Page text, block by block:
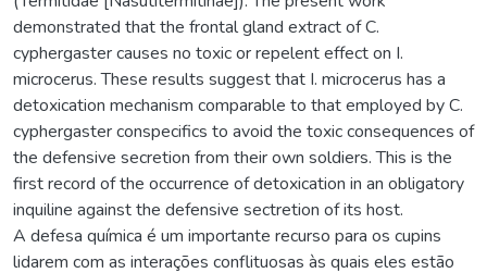
demonstrated that the frontal gland extract of C.
cyphergaster causes no toxic or repelent effect on I.
microcerus. These results suggest that I. microcerus has a
detoxication mechanism comparable to that employed by C.
cyphergaster conspecifics to avoid the toxic consequences of
the defensive secretion from their own soldiers. This is the
first record of the occurrence of detoxication in an obligatory
inquiline against the defensive sectretion of its host.
A defesa química é um importante recurso para os cupins
lidarem com as interações conflituosas às quais eles estão